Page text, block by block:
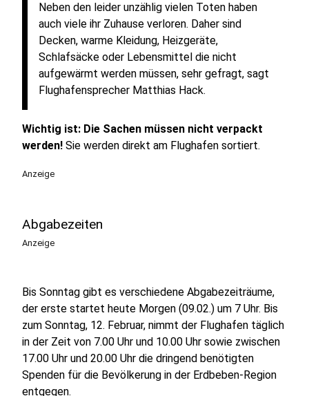
Neben den leider unzählig vielen Toten haben
auch viele ihr Zuhause verloren. Daher sind
Decken, warme Kleidung, Heizgeräte,
Schlafsäcke oder Lebensmittel die nicht
aufgewärmt werden müssen, sehr gefragt, sagt
Flughafensprecher Matthias Hack.
Wichtig ist: Die Sachen müssen nicht verpackt
werden! Sie werden direkt am Flughafen sortiert.
Anzeige
Abgabezeiten
Anzeige
Bis Sonntag gibt es verschiedene Abgabezeiträume,
der erste startet heute Morgen (09.02.) um 7 Uhr. Bis
zum Sonntag, 12. Februar, nimmt der Flughafen täglich
in der Zeit von 7.00 Uhr und 10.00 Uhr sowie zwischen
17.00 Uhr und 20.00 Uhr die dringend benötigten
Spenden für die Bevölkerung in der Erdbeben-Region
entgegen.